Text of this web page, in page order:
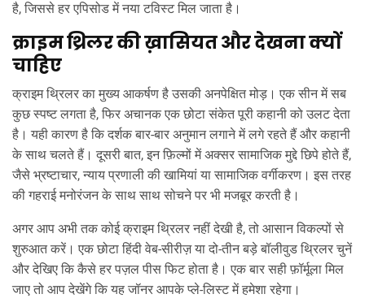
है, जिससे हर एपिसोड में नया टविस्ट मिल जाता है।
क्राइम थ्रिलर की ख़ासियत और देखना क्यों
चाहिए
क्राइम थ्रिलर का मुख्य आकर्षण है उसकी अनपेक्षित मोड़। एक सीन में सब
कुछ स्पष्ट लगता है, फिर अचानक एक छोटा संकेत पूरी कहानी को उलट देता
है। यही कारण है कि दर्शक बार‑बार अनुमान लगाने में लगे रहते हैं और कहानी
के साथ चलते हैं। दूसरी बात, इन फ़िल्मों में अक्सर सामाजिक मुद्दे छिपे होते हैं,
जैसे भ्रष्टाचार, न्याय प्रणाली की खामियां या सामाजिक वर्गीकरण। इस तरह
की गहराई मनोरंजन के साथ साथ सोचने पर भी मजबूर करती है।
अगर आप अभी तक कोई क्राइम थ्रिलर नहीं देखी है, तो आसान विकल्पों से
शुरुआत करें। एक छोटा हिंदी वेब‑सीरीज़ या दो‑तीन बड़े बॉलीवुड थ्रिलर चुनें
और देखिए कि कैसे हर पज़ल पीस फिट होता है। एक बार सही फ़ॉर्मूला मिल
जाए तो आप देखेंगे कि यह जॉनर आपके प्ले‑लिस्ट में हमेशा रहेगा।